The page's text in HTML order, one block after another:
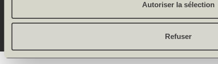
Autoriser la sélection
Refuser